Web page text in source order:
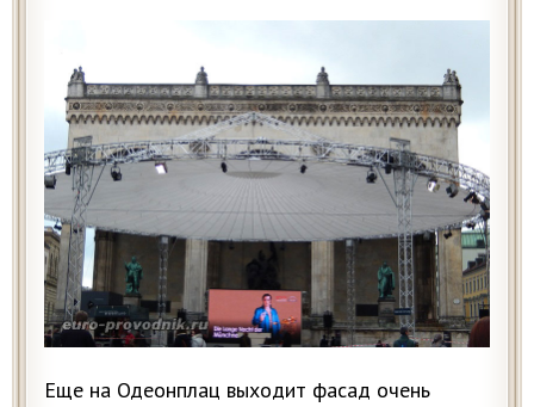
Еще на Одеонплац выходит фасад очень